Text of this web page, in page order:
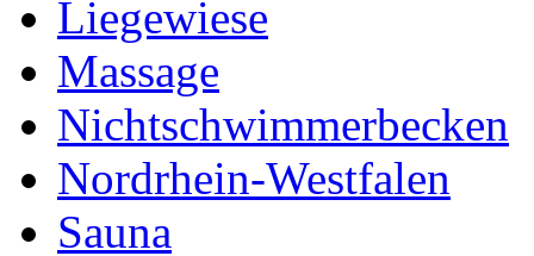
Liegewiese
Massage
Nichtschwimmerbecken
Nordrhein-Westfalen
Sauna